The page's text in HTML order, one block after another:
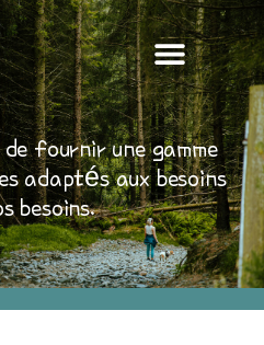
de fournir unegamme
adaptés aux besoins
besoins.